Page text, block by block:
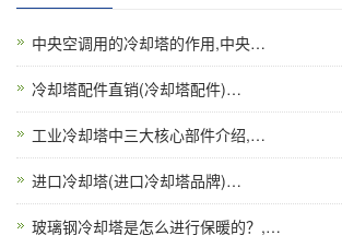
中央空调用的冷却塔的作用,中央…
冷却塔配件直销(冷却塔配件)…
工业冷却塔中三大核心部件介绍,…
进口冷却塔(进口冷却塔品牌)…
玻璃钢冷却塔是怎么进行保暖的？,…